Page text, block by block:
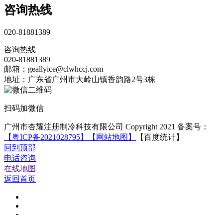
咨询热线
020-81881389
咨询热线
020-81881389
邮箱：geallyice@clwhccj.com
地址：广东省广州市大岭山镇香韵路2号3栋
扫码加微信
广州市杏耀注册制冷科技有限公司 Copyright 2021 备案号：
【粤ICP备2021028795】
【网站地图】
【百度统计】
回到顶部
电话咨询
在线地图
返回首页